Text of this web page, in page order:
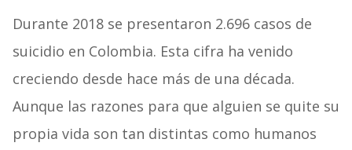
Durante 2018 se presentaron 2.696 casos de
suicidio en Colombia. Esta cifra ha venido
creciendo desde hace más de una década.
Aunque las razones para que alguien se quite su
propia vida son tan distintas como humanos